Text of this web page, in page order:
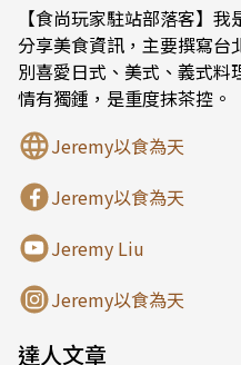
達人文章
【食尚玩家駐站部落客】
分享美食資訊，主要撰寫台
別喜愛日式、美式、義式
情有獨鍾，是重度抹茶控。
Jeremy以食為天
Jeremy以食為天
Jeremy Liu
Jeremy以食為天